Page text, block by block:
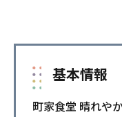
基本情報
町家食堂 晴れや